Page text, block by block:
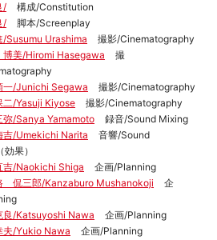
/
構成/Constitution
/
脚本/Screenplay
Urashima
撮影/Cinematography
美/Hiromi Hasegawa
撮
/Junichi Segawa
撮影/Cinematography
/Yasuji Kiyose
撮影/Cinematography
/Sanya Yamamoto
録音/Sound Mixing
/Umekichi Narita
音響/Sound
果）
/Naokichi Shiga
企画/Planning
侃三郎/Kanzaburo Mushanokoji
企
/Katsuyoshi Nawa
企画/Planning
/Yukio Nawa
企画/Planning